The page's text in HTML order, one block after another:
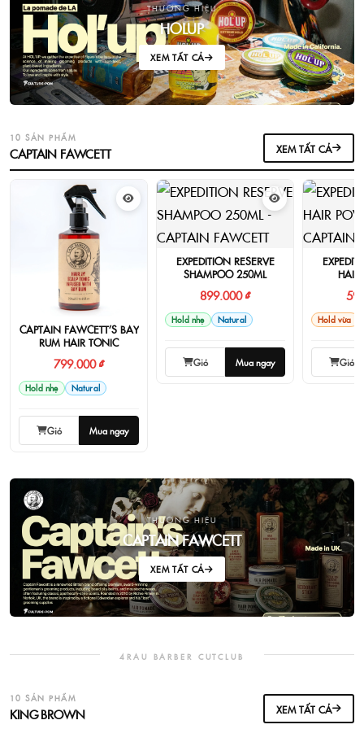
THƯƠNG HIỆU
HOLUP
XEM TẤT CẢ
10 SẢN PHẨM
CAPTAIN FAWCETT XEM TẤT CẢ
CAPTAIN FAWCETT’S BAY
RUM HAIR TONIC
799.000 ₫
Hold nhẹ Natural
Giỏ Mua ngay
EXPEDITION RESERVE
SHAMPOO 250ML
899.000 ₫
Hold nhẹ Natural
Giỏ Mua ngay
HAIR
Hold vừa
Giỏ
THƯƠNG HIỆU
CAPTAIN FAWCETT
XEM TẤT CẢ
4RAU BARBER CUTCLUB
10 SẢN PHẨM
KING BROWN XEM TẤT CẢ